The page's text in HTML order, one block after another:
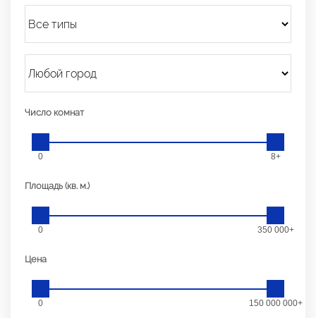
Число комнат
0 8+
Площадь (кв. м.)
0 350 000+
Цена
0 150 000 000+